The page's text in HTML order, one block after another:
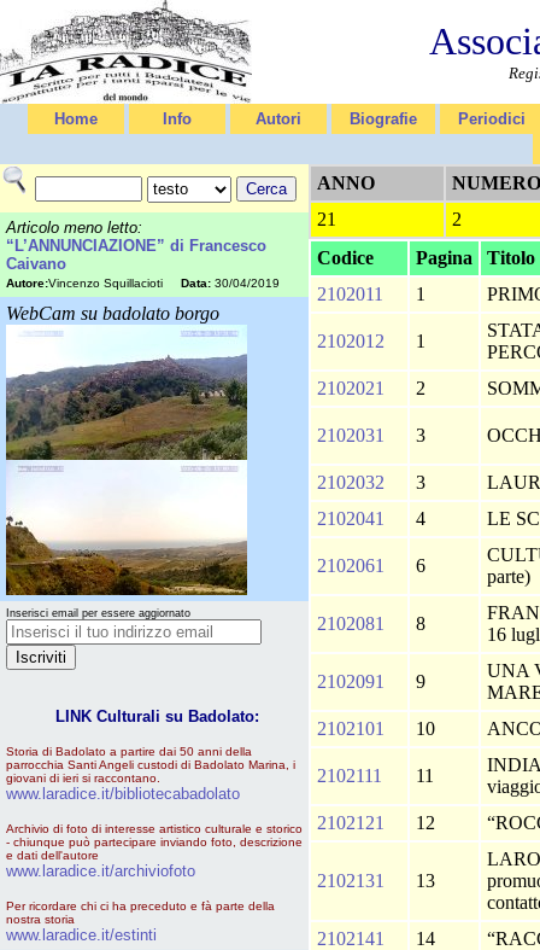
Home Info Autori Biografie Periodici
Articolo meno letto:
“L’ANNUNCIAZIONE” di Francesco
Caivano
Autore:Vincenzo Squillacioti Data: 30/04/2019
WebCam su badolato borgo
Inserisci email per essere aggiornato
LINK Culturali su Badolato:
Storia di Badolato a partire dai 50 anni della
parrocchia Santi Angeli custodi di Badolato Marina, i
giovani di ieri si raccontano.
www.laradice.it/bibliotecabadolato
Archivio di foto di interesse artistico culturale e storico
- chiunque può partecipare inviando foto, descrizione
e dati dell'autore
www.laradice.it/archiviofoto
Per ricordare chi ci ha preceduto e fà parte della
nostra storia
www.laradice.it/estinti
ANNO
NUMERO
21
2
Codice
Pagina
Titolo
2102011
1
2102012 1
2102021
2
2102031 3
2102032 3
2102041
4 LE
2102061 6
parte)
2102081 8
16
2102091 9
UNA
2102101
10
2102111 11
2102121
12
2102131 13
2102141
14